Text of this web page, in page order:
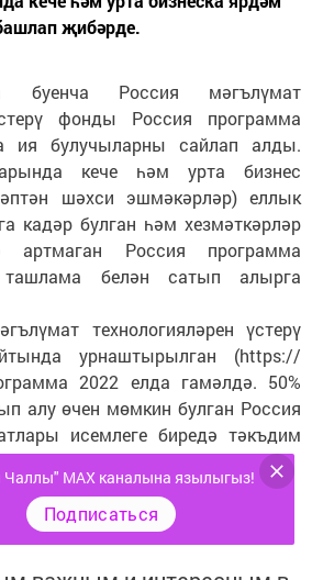
җибәрде.
буенча Россия мәгълүмат
фонды Россия программа
ия булучыларны сайлап алды.
кече һәм урта бизнес
шәхси эшмәкәрләр) еллык
кадәр булган һәм хезмәткәрләр
Россия программа
белән сатып алырга
технологияләрен үстерү
урнаштырылган (https://
2022 елда гамәлдә. 50%
алу өчен мөмкин булган Россия
исемлеге биредә тәкъдим
MAX каналына язылыгыз!
Подписаться